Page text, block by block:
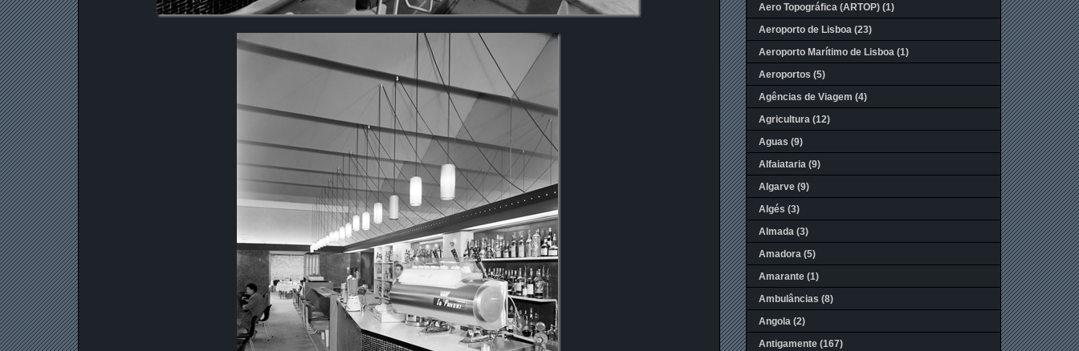
Aero Topográfica (ARTOP) (1)
Aeroporto de Lisboa (23)
Aeroporto Marítimo de Lisboa (1)
Aeroportos (5)
Agências de Viagem (4)
Agricultura (12)
Aguas (9)
Alfaiataria (9)
Algarve (9)
Algés (3)
Almada (3)
Amadora (5)
Amarante (1)
Ambulâncias (8)
Angola (2)
Antigamente (167)